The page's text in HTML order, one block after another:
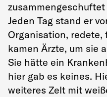
Jeden Tag stand er
Organisation, redete,
kamen Ärzte, um sie
Sie hätte ein
hier gab es keines.
weiteres Zelt mit